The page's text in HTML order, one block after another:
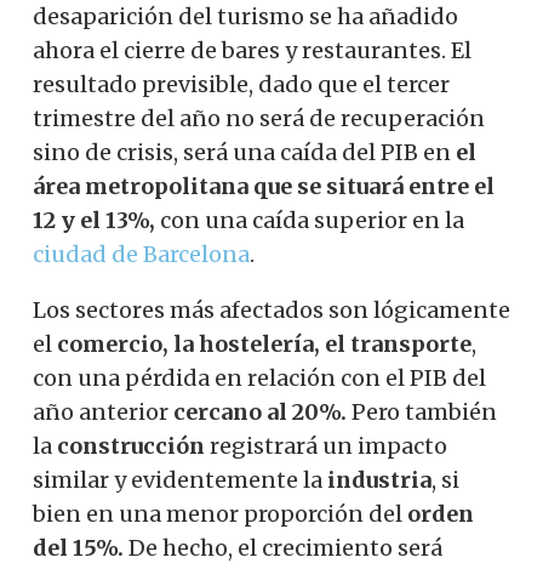
desaparición del turismo se ha añadido
ahora el cierre de bares y restaurantes. El
resultado previsible, dado que el tercer
trimestre del año no será de recuperación
sino de crisis, será una caída del PIB en el
área metropolitana que se situará entre el
12 y el 13%, con una caída superior en la
ciudad de Barcelona.
Los sectores más afectados son lógicamente
el comercio, la hostelería, el transporte,
con una pérdida en relación con el PIB del
año anterior cercano al 20%. Pero también
la construcción registrará un impacto
similar y evidentemente la industria, si
bien en una menor proporción del orden
del 15%. De hecho, el crecimiento será